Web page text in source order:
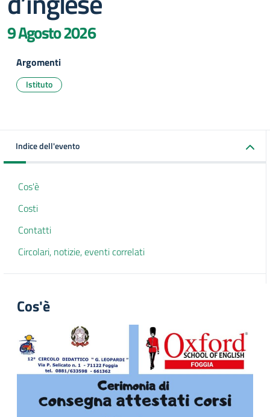
9 Agosto 2026
Argomenti
Istituto
Indice dell'evento
Cos'è
Costi
Contatti
Circolari, notizie, eventi correlati
Cos'è